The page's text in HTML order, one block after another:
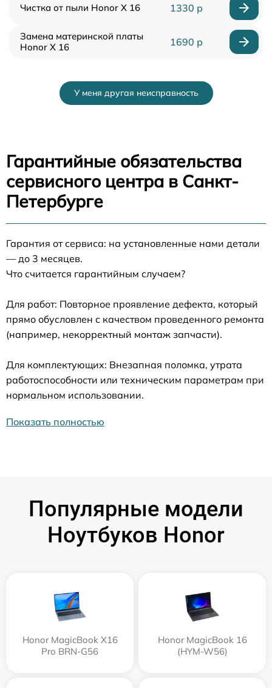
Чистка от пыли Honor X 16 1330 р
Замена материнской платы
Honor X 16
1690 р
У меня другая неисправность
Гарантийные обязательства
сервисного центра в Санкт-
Петербурге
Гарантия от сервиса: на установленные нами детали
— до 3 месяцев.
Что считается гарантийным случаем?
Для работ: Повторное проявление дефекта, который
прямо обусловлен с качеством проведенного ремонта
(например, некорректный монтаж запчасти).
Для комплектующих: Внезапная поломка, утрата
работоспособности или техническим параметрам при
нормальном использовании.
Показать полностью
Популярные модели
Ноутбуков Honor
Honor MagicBook X16
Pro BRN-G56
Honor MagicBook 16
(HYM-W56)